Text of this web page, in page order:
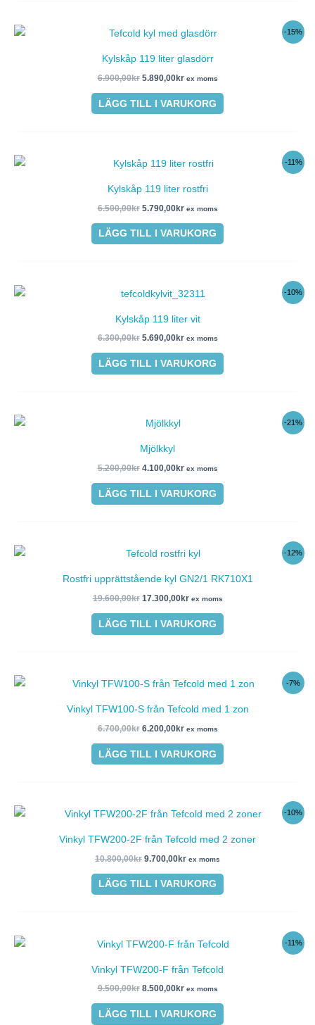
-15%
Kylskåp 119 liter glasdörr
6.900,00kr
Det
ursprungliga
var:
6.900,00kr.
5.890,00kr
Det
nuvarande
är:
5.890,00kr.
ex moms
LÄGG TILL I VARUKORG
-11%
Kylskåp 119 liter rostfri
6.500,00kr
Det
ursprungliga
var:
6.500,00kr.
5.790,00kr
är:
5.790,00kr.
ex moms
LÄGG TILL I VARUKORG
-10%
Kylskåp 119 liter vit
6.300,00kr
Det
ursprungliga
var:
6.300,00kr.
5.690,00kr
Det
är:
5.690,00kr.
ex moms
LÄGG TILL I VARUKORG
-21%
Mjölkkyl
5.200,00kr
Det
ursprungliga
var:
5.200,00kr.
4.100,00kr4.100,00kr.
ex moms
LÄGG TILL I VARUKORG
-12%
Rostfri upprättstående kyl GN2/1 RK710X1
19.600,00kr
Det
var:
19.600,00kr.
17.300,00kr
Det
nuvarande
är:
17.300,00kr.
ex moms
LÄGG TILL I VARUKORG
-7%
Vinkyl TFW100-S från Tefcold med 1 zon
6.700,00kr
Det
priset
var:
6.700,00kr.
6.200,00kr
Det
är:
6.200,00kr.
ex moms
LÄGG TILL I VARUKORG
-10%
Vinkyl TFW200-2F från Tefcold med 2 zoner
10.800,00kr
Det
priset
var:
10.800,00kr.
9.700,00kr
Det
är:
9.700,00kr.
ex moms
LÄGG TILL I VARUKORG
-11%
Vinkyl TFW200-F från Tefcold
9.500,00kr
Det
var:
9.500,00kr.
8.500,00kr
Det
är:
8.500,00kr.
ex moms
LÄGG TILL I VARUKORG